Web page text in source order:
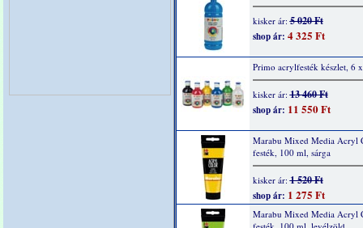
kisker ár:5 020 Ft
shop ár: 4 325 Ft
Primo acrylfesték készlet, 6
kisker ár:13 460 Ft
shop ár: 11 550 Ft
Marabu Mixed Media Acryl
festék, 100 ml, sárga
kisker ár:1 520 Ft
shop ár: 1 275 Ft
Marabu Mixed Media Acryl